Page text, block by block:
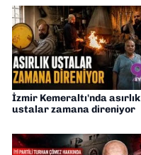
İzmir Kemeraltı'nda asırlık
ustalar zamana direniyor